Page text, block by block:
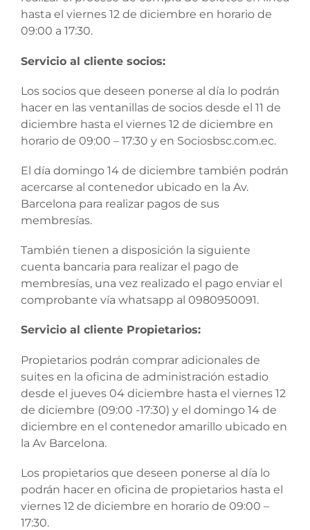
hasta el viernes 12 de diciembre en horario de
09:00 a 17:30.
Servicio al cliente socios:
Los socios que deseen ponerse al día lo podrán
hacer en las ventanillas de socios desde el 11 de
diciembre hasta el viernes 12 de diciembre en
horario de 09:00 – 17:30 y en Sociosbsc.com.ec.
El día domingo 14 de diciembre también podrán
acercarse al contenedor ubicado en la Av.
Barcelona para realizar pagos de sus
membresías.
También tienen a disposición la siguiente
cuenta bancaria para realizar el pago de
membresías, una vez realizado el pago enviar el
comprobante vía whatsapp al 0980950091.
Servicio al cliente Propietarios:
Propietarios podrán comprar adicionales de
suites en la oficina de administración estadio
desde el jueves 04 diciembre hasta el viernes 12
de diciembre (09:00 -17:30) y el domingo 14 de
diciembre en el contenedor amarillo ubicado en
la Av Barcelona.
Los propietarios que deseen ponerse al día lo
podrán hacer en oficina de propietarios hasta el
viernes 12 de diciembre en horario de 09:00 –
17:30.